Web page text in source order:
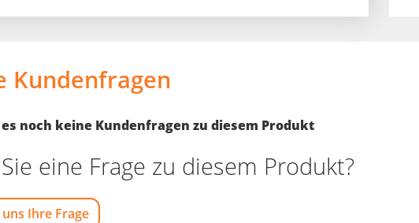
Kundenfragen
noch keine Kundenfragen zu diesem Produkt
eine Frage zu diesem Produkt?
uns Ihre Frage